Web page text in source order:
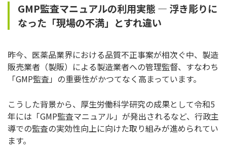
GMP監査マニュアルの利用実態 ― 浮き彫りに
なった「現場の不満」とすれ違い
昨今、医薬品業界における品質不正事案が相次ぐ中、製造
販売業者（製販）による製造業者への管理監督、すなわち
「GMP監査」の重要性がかつてなく高まっています。
こうした背景から、厚生労働科学研究の成果として令和5
年には「GMP監査マニュアル」が発出されるなど、行政主
導での監査の実効性向上に向けた取り組みが進められてい
ます。